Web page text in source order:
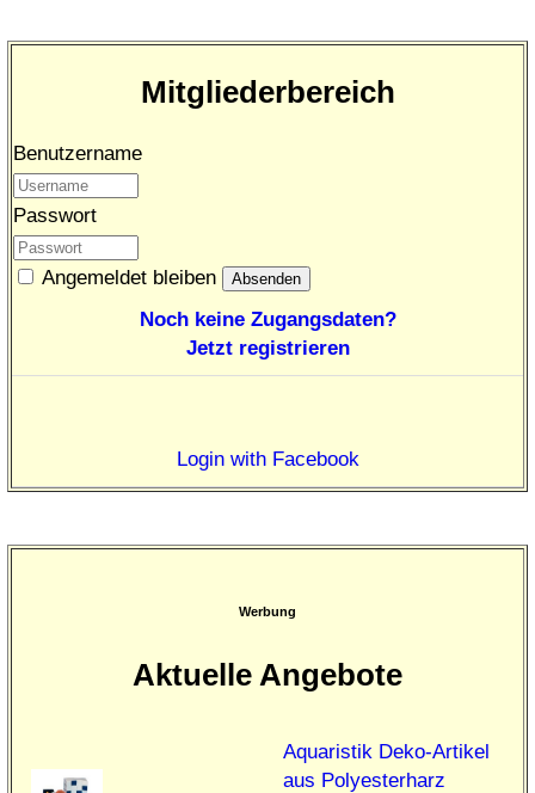
Mitgliederbereich
Benutzername
Passwort
Angemeldet bleiben
Noch keine Zugangsdaten?
Jetzt registrieren
Login with Facebook
Werbung
Aktuelle Angebote
Aquaristik Deko-Artikel
aus Polyesterharz